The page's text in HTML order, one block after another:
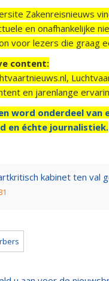
Zakenreisnieuws
en onafhankelijke
voor lezers die graag
content:
en jarenlange
word onderdeel van
en échte journalistiek.
kabinet ten val